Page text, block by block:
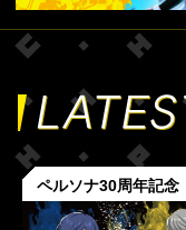
ペルソナ30周年記念